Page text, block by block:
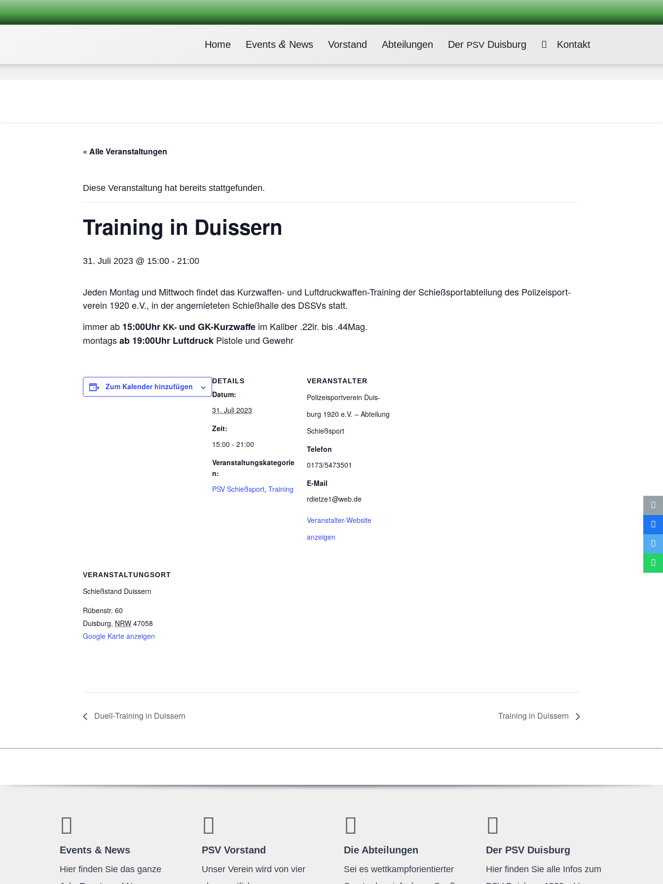
Home Events & News Vor­stand Abtei­lun­gen Der PSVDuisburg Kontakt
« Alle Veranstaltungen
Diese Veranstaltung hat bereits stattgefunden.
Trai­ning in Duissern
31. Juli 2023 @ 15:00 - 21:00
Jeden Mon­tag und Mitt­woch fin­det das Kurz­waf­fen- und Luft­druck­waf­fen-Trai­ning der Schieß­sport­ab­tei­lung des Poli­zei­sport­
ver­ein 1920 e.V., in der ange­mie­te­ten Schieß­halle des DSSVs statt.
immer ab 15:00Uhr KK- und GK-Kurz­waffe im Kali­ber .22lr. bis .44Mag.
mon­tagsab 19:00Uhr Luft­druck Pis­tole und Gewehr
Zum Kalender hinzufügen
DETAILS
Datum:
31. Juli 2023
Zeit:
15:00 - 21:00
Veranstaltungskategorie
n:
PSV Schießsport, Training
VERANSTALTER
Poli­zei­sport­ver­ein Duis­
burg 1920 e.V. – Abtei­lung
Schießsport
Telefon
0173/5473501
E-Mail
rdietze1@web.de
Veranstalter-Website
anzeigen
VERANSTALTUNGSORT
Schieß­stand Duissern
Rübenstr. 60
Duisburg, NRW 47058
Google Karte anzeigen
Duell-Trai­ning in Duissern Trai­ning in Duissern
Events & News
Hier finden Sie das ganze
PSV Vorstand
Unser Verein wird von vier
Die Abteilungen
Sei es wettkampforientierter
Der PSV Duisburg
Hier finden Sie alle Infos zum